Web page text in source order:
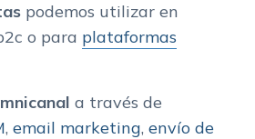
podemos utilizar en
o para plataformas
a través de
, email marketing, envío de